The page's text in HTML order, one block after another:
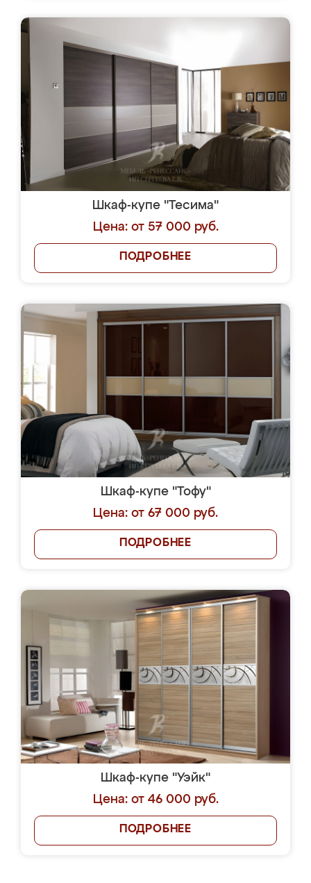
Шкаф-купе "Тесима"
Цена: от 57 000 руб.
ПОДРОБНЕЕ
Шкаф-купе "Тофу"
Цена: от 67 000 руб.
ПОДРОБНЕЕ
Шкаф-купе "Уэйк"
Цена: от 46 000 руб.
ПОДРОБНЕЕ